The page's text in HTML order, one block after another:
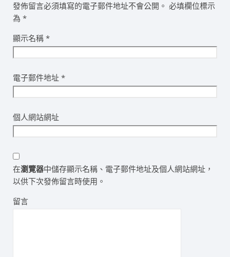
發佈留言必須填寫的電子郵件地址不會公開。 必填欄位標示
為 *
顯示名稱 *
電子郵件地址 *
個人網站網址
在瀏覽器中儲存顯示名稱、電子郵件地址及個人網站網址，
以供下次發佈留言時使用。
留言